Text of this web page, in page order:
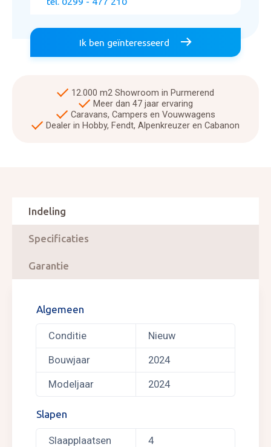
Ik ben geïnteresseerd
12.000 m2 Showroom in Purmerend
Meer dan 47 jaar ervaring
Caravans, Campers en Vouwwagens
Dealer in Hobby, Fendt, Alpenkreuzer en Cabanon
Indeling
Specificaties
Garantie
Algemeen
Conditie Nieuw
Bouwjaar 2024
Modeljaar 2024
Slapen
Slaapplaatsen 4